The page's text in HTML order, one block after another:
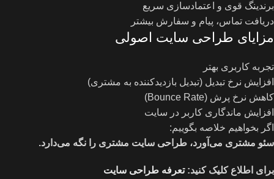
برندینگ قوی و اعتمادسازی سریع
دریافت تماس، پیام و سفارش بیشتر
مزایای طراحی سایت اصولی
تجربه کاربری بهتر
افزایش نرخ تبدیل (تبدیل بازدیدکننده به مشتری)
کاهش نرخ پرش (Bounce Rate)
افزایش ماندگاری کاربر در سایت
اگر بخواهیم خلاصه بگوییم:
سئو مشتری می‌آورد، طراحی سایت مشتری را نگه می‌دارد.
برای اطلاع کلیک کنید:تعرفه طراحی سایت